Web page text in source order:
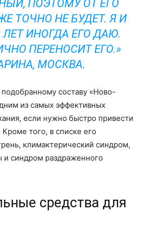
ПОЭТОМУ ОТ ЕГО
ТОЧНО НЕ БУДЕТ. Я И
ИНОГДА ЕГО ДАЮ.
ПЕРЕНОСИТ ЕГО.»
МОСКВА.
составу «Ново-
из самых эффективных
если нужно быстро привести
того, в списке его
климактерический синдром,
и синдром раздраженного
средства для